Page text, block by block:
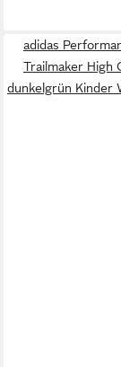
adidas
Trailmaker High
dunkelgrün Kinder